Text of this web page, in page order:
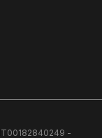
IT00182840249 -